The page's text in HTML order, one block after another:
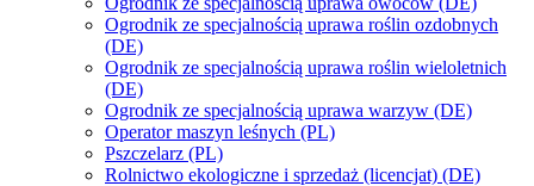
Ogrodnik ze specjalnością uprawa roślin ozdobnych
(DE)
Ogrodnik ze specjalnością uprawa roślin wieloletnich
(DE)
Ogrodnik ze specjalnością uprawa warzyw (DE)
Operator maszyn leśnych (PL)
Pszczelarz (PL)
Rolnictwo ekologiczne i sprzedaż (licencjat) (DE)